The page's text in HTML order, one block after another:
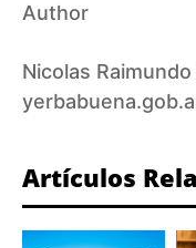
Author
Nicolas
Artículos